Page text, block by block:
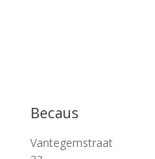
Becaus
Vantegemstraat